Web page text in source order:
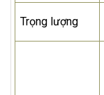
Trọng lượng